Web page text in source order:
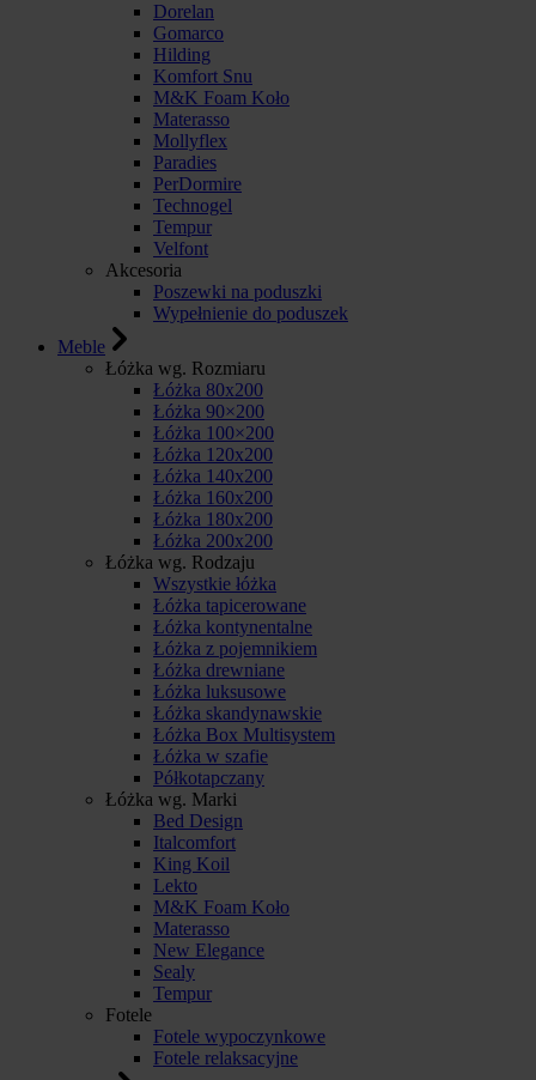
Dorelan
Gomarco
Hilding
Komfort Snu
M&K Foam Koło
Materasso
Mollyflex
Paradies
PerDormire
Technogel
Tempur
Velfont
Akcesoria
Poszewki na poduszki
Wypełnienie do poduszek
Meble
Łóżka wg. Rozmiaru
Łóżka 80x200
Łóżka 90×200
Łóżka 100×200
Łóżka 120x200
Łóżka 140x200
Łóżka 160x200
Łóżka 180x200
Łóżka 200x200
Łóżka wg. Rodzaju
Wszystkie łóżka
Łóżka tapicerowane
Łóżka kontynentalne
Łóżka z pojemnikiem
Łóżka drewniane
Łóżka luksusowe
Łóżka skandynawskie
Łóżka Box Multisystem
Łóżka w szafie
Półkotapczany
Łóżka wg. Marki
Bed Design
Italcomfort
King Koil
Lekto
M&K Foam Koło
Materasso
New Elegance
Sealy
Tempur
Fotele
Fotele wypoczynkowe
Fotele relaksacyjne